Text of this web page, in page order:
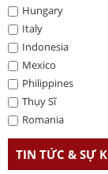
Hungary
Italy
Indonesia
Mexico
Philippines
Thụy Sĩ
Romania
TIN TỨC & SỰ